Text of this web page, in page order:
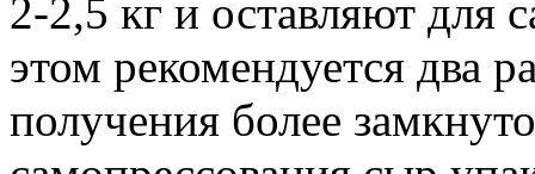
2-2,5 кг и оставляют для
этом рекомендуется два
получения более